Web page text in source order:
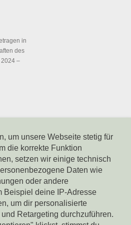
in
des
2024 –
um unsere Webseite stetig für
die korrekte Funktion
setzen wir einige technisch
Daten wie
oder andere
Beispiel deine IP-Adresse
um dir personalisierte
Retargeting durchzuführen.